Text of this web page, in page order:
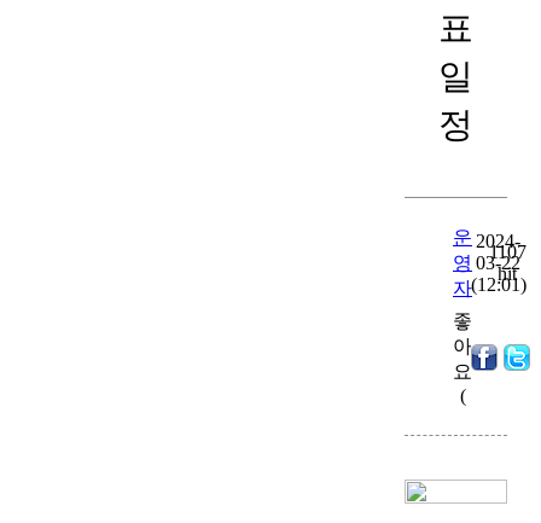
표
일
정
운
영
자
2024-
03-22
(12:01)
1107
hit
좋
아
요
(
0 )